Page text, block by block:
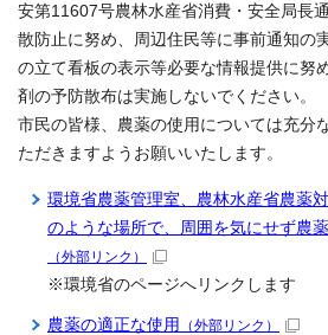
安第11607号農林水産省消費・安全局長
散防止に努め、周辺住民等に事前通知の
の立て看板の表示等必要な情報提供に努
剤の予防散布は実施しないでください。
市民の皆様、農薬の使用については充分
ただきますようお願いいたします。
環境省農薬管理室、農林水産省農薬
のような場所で、周囲を気にせず農
（外部リンク）
※環境省のページへリンクします
農薬の適正な使用 （外部リンク）